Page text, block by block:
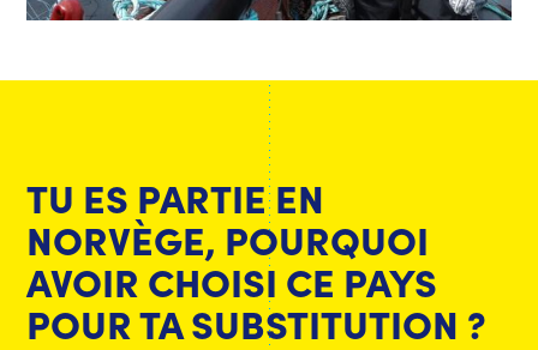
TU ES PARTIE EN
NORVÈGE, POURQUOI
AVOIR CHOISI CE PAYS
POUR TA SUBSTITUTION ?